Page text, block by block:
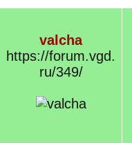
valcha
https://forum.vgd.
ru/349/